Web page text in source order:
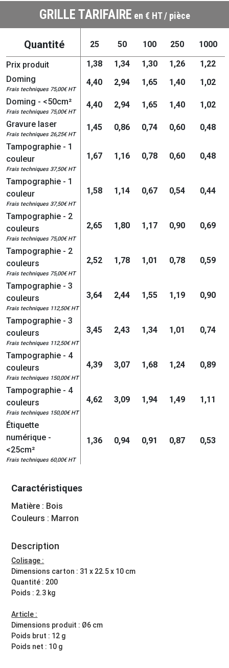
GRILLE TARIFAIRE en € HT / pièce
Quantité 25 50 100 250 1000
Prix produit 1,38 1,34 1,30 1,26
1,22
Doming
Frais techniques 75,00€ HT
4,40 2,94 1,65 1,40
1,02
Doming - <50cm²
Frais techniques 75,00€ HT
4,40 2,94 1,65 1,40
1,02
Gravure laser
Frais techniques 26,25€ HT
1,45 0,86 0,74 0,60
0,48
Tampographie - 1
couleur
Frais techniques 37,50€ HT
1,67 1,16 0,78 0,60 0,48
Tampographie - 1
couleur
Frais techniques 37,50€ HT
1,58 1,14 0,67 0,54 0,44
Tampographie - 2
couleurs
Frais techniques 75,00€ HT
2,65 1,80 1,17 0,90 0,69
Tampographie - 2
couleurs
Frais techniques 75,00€ HT
2,52 1,78 1,01 0,78 0,59
Tampographie - 3
couleurs
Frais techniques 112,50€ HT
3,64 2,44 1,55 1,19 0,90
Tampographie - 3
couleurs
Frais techniques 112,50€ HT
3,45 2,43 1,34 1,01 0,74
Tampographie - 4
couleurs
Frais techniques 150,00€ HT
4,39 3,07 1,68 1,24 0,89
Tampographie - 4
couleurs
Frais techniques 150,00€ HT
4,62 3,09 1,94 1,49 1,11
Étiquette
numérique -
<25cm²
Frais techniques 60,00€ HT
1,36 0,94 0,91 0,87 0,53
Caractéristiques
Matière : Bois
Couleurs : Marron
Description
Colisage :
Dimensions carton : 31 x 22.5 x 10 cm
Quantité : 200
Poids : 2.3 kg
Article :
Dimensions produit : Ø6 cm
Poids brut : 12 g
Poids net : 10 g